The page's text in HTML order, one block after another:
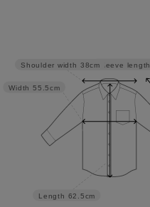
Sleeve length
Length 62.5cm
Width 55.5cm
Shoulder width 38cm